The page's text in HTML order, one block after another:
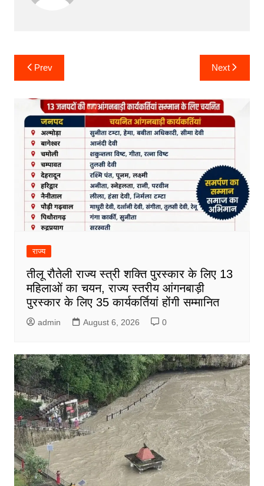
Post
navigation
Prev Next
राज्य
तीलू रौतेली राज्य स्त्री शक्ति पुरस्कार के लिए 13
महिलाओं का चयन, राज्य स्तरीय आंगनबाड़ी
पुरस्कार के लिए 35 कार्यकर्तियां होंगी सम्मानित
admin August 6, 2026 0